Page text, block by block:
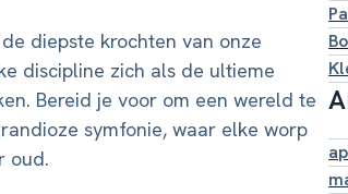
diepste krochten van onze
discipline zich als de ultieme
Bereid je voor om een wereld te
symfonie, waar elke worp
oud.